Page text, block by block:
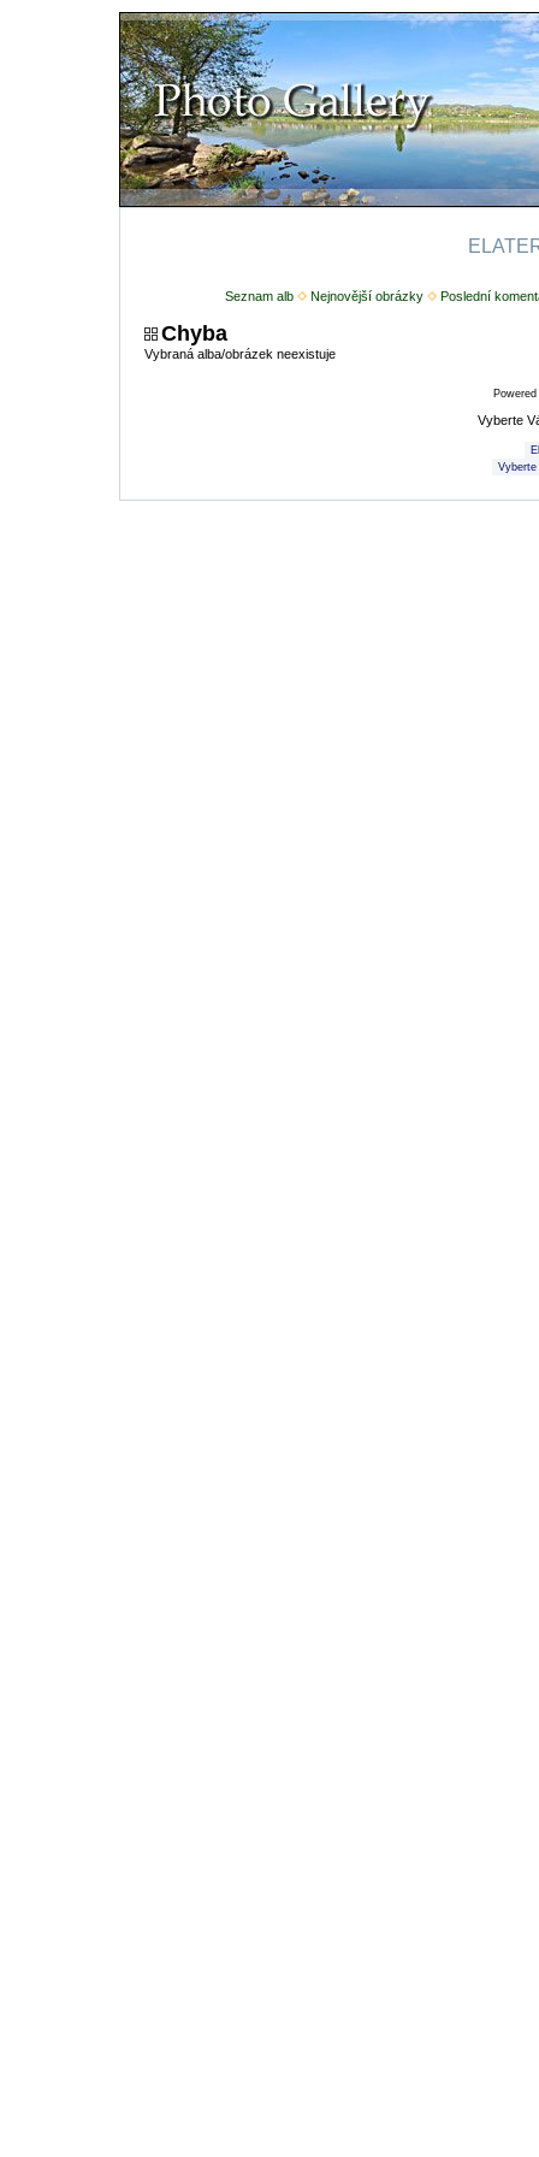
Seznam alb Nejnovější obrázky Poslední
Chyba
Vybraná alba/obrázek neexistuje
Vyberte